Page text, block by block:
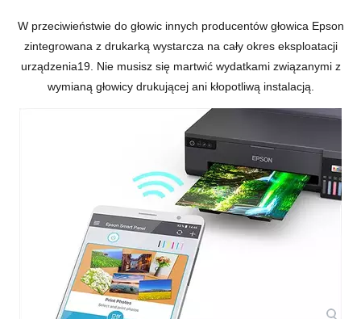
W przeciwieństwie do głowic innych producentów głowica Epson
zintegrowana z drukarką wystarcza na cały okres eksploatacji
urządzenia19. Nie musisz się martwić wydatkami związanymi z
wymianą głowicy drukującej ani kłopotliwą instalacją.